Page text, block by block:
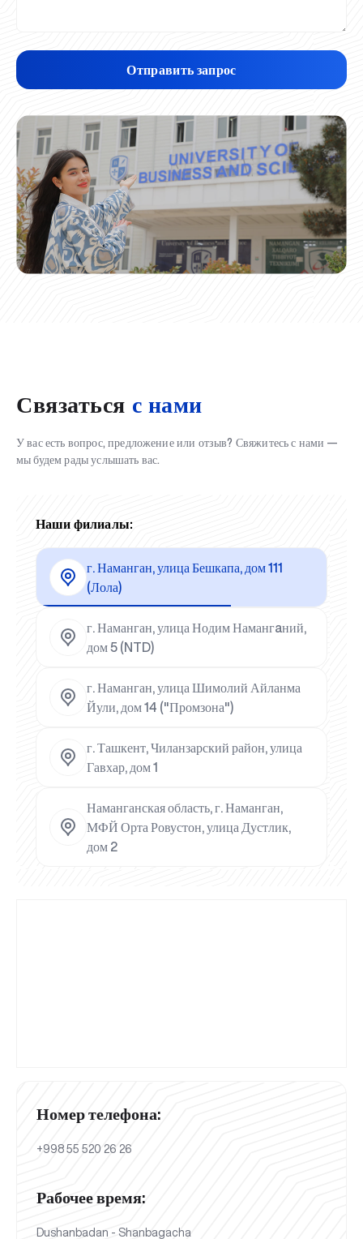
Отправить запрос
Связаться с нами
У вас есть вопрос, предложение или отзыв? Свяжитесь с нами —
мы будем рады услышать вас.
Наши филиалы:
г. Наманган, улица Бешкапа, дом 111
(Лола)
г. Наманган, улица Нодим Намангaний,
дом 5 (NTD)
г. Наманган, улица Шимолий Айланма
Йули, дом 14 ("Промзона")
г. Ташкент, Чиланзарский район, улица
Гавхар, дом 1
Наманганская область, г. Наманган,
МФЙ Орта Ровустон, улица Дустлик,
дом 2
Номер телефона:
+998 55 520 26 26
Рабочее время:
Dushanbadan - Shanbagacha